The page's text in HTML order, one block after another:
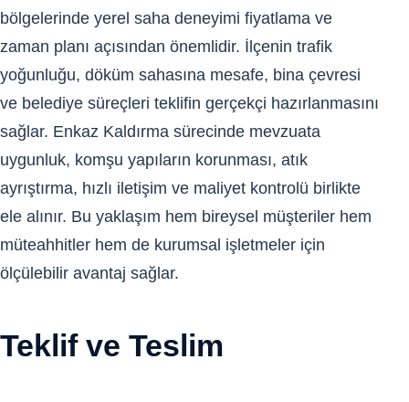
bölgelerinde yerel saha deneyimi fiyatlama ve
zaman planı açısından önemlidir. İlçenin trafik
yoğunluğu, döküm sahasına mesafe, bina çevresi
ve belediye süreçleri teklifin gerçekçi hazırlanmasını
sağlar. Enkaz Kaldırma sürecinde mevzuata
uygunluk, komşu yapıların korunması, atık
ayrıştırma, hızlı iletişim ve maliyet kontrolü birlikte
ele alınır. Bu yaklaşım hem bireysel müşteriler hem
müteahhitler hem de kurumsal işletmeler için
ölçülebilir avantaj sağlar.
Teklif ve Teslim